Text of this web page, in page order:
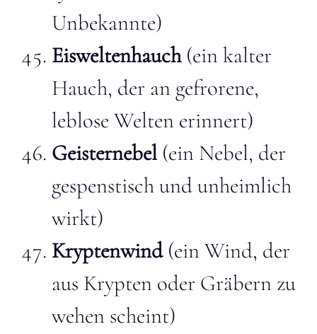
Unbekannte)
Eisweltenhauch(ein kalter
Hauch, der an gefrorene,
leblose Welten erinnert)
Geisternebel (ein Nebel, der
gespenstisch und unheimlich
wirkt)
Kryptenwind(ein Wind, der
aus Krypten oder Gräbern zu
wehen scheint)